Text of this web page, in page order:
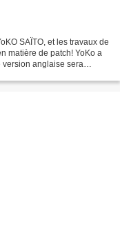
SAÏTO, et les travaux de
matière de patch! YoKo a
version anglaise sera